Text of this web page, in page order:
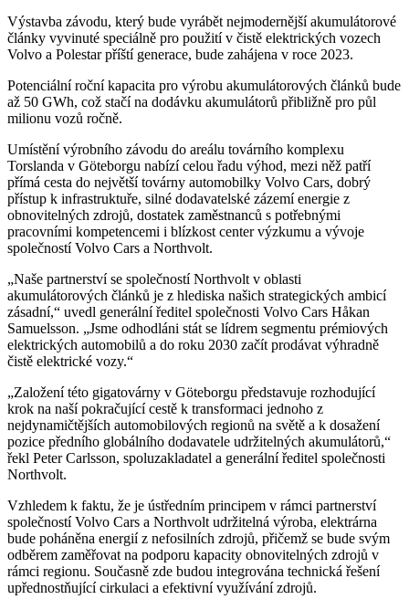
Výstavba závodu, který bude vyrábět nejmodernější akumulátorové
články vyvinuté speciálně pro použití v čistě elektrických vozech
Volvo a Polestar příští generace, bude zahájena v roce 2023.
Potenciální roční kapacita pro výrobu akumulátorových článků bude
až 50 GWh, což stačí na dodávku akumulátorů přibližně pro půl
milionu vozů ročně.
Umístění výrobního závodu do areálu továrního komplexu
Torslanda v Göteborgu nabízí celou řadu výhod, mezi něž patří
přímá cesta do největší továrny automobilky Volvo Cars, dobrý
přístup k infrastruktuře, silné dodavatelské zázemí energie z
obnovitelných zdrojů, dostatek zaměstnanců s potřebnými
pracovními kompetencemi i blízkost center výzkumu a vývoje
společností Volvo Cars a Northvolt.
„Naše partnerství se společností Northvolt v oblasti
akumulátorových článků je z hlediska našich strategických ambicí
zásadní,“ uvedl generální ředitel společnosti Volvo Cars Håkan
Samuelsson. „Jsme odhodláni stát se lídrem segmentu prémiových
elektrických automobilů a do roku 2030 začít prodávat výhradně
čistě elektrické vozy.“
„Založení této gigatovárny v Göteborgu představuje rozhodující
krok na naší pokračující cestě k transformaci jednoho z
nejdynamičtějších automobilových regionů na světě a k dosažení
pozice předního globálního dodavatele udržitelných akumulátorů,“
řekl Peter Carlsson, spoluzakladatel a generální ředitel společnosti
Northvolt.
Vzhledem k faktu, že je ústředním principem v rámci partnerství
společností Volvo Cars a Northvolt udržitelná výroba, elektrárna
bude poháněna energií z nefosilních zdrojů, přičemž se bude svým
odběrem zaměřovat na podporu kapacity obnovitelných zdrojů v
rámci regionu. Současně zde budou integrována technická řešení
upřednostňující cirkulaci a efektivní využívání zdrojů.